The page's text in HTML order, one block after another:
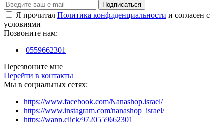
Подписаться
Я прочитал Политика конфиденциальности и согласен с
условиями
Позвоните нам:
0559662301
Перезвоните мне
Перейти в контакты
Мы в социальных сетях:
https://www.facebook.com/Nanashop.israel/
https://www.instagram.com/nanashop_israel/
https://wapp.click/9720559662301